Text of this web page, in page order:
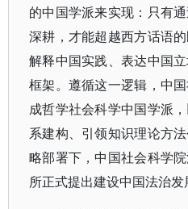
的中国学派来实现：只有
深耕，才能超越西方话语
解释中国实践、表达中国
框架。遵循这一逻辑，中
成哲学社会科学中国学派
系建构、引领知识理论方
略部署下，中国社会科学
所正式提出建设中国法治发